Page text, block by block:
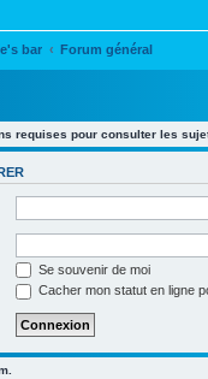
bar Forum général
requises pour consulter les
Se souvenir de moi
Cacher mon statut en ligne